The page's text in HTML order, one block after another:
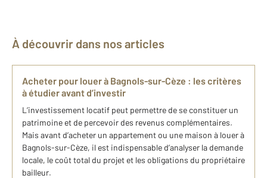
À découvrir dans nos articles
Acheter pour louer à Bagnols-sur-Cèze : les critères
à étudier avant d’investir
L’investissement locatif peut permettre de se constituer un
patrimoine et de percevoir des revenus complémentaires.
Mais avant d’acheter un appartement ou une maison à louer à
Bagnols-sur-Cèze, il est indispensable d’analyser la demande
locale, le coût total du projet et les obligations du propriétaire
bailleur.